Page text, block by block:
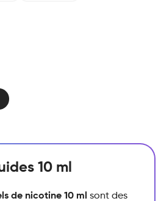
10 ml
de nicotine 10 ml sont des